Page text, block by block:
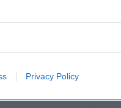
Privacy Policy
del club escacs